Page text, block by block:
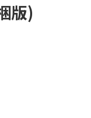
版)